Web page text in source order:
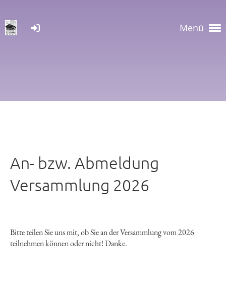
Menü
An- bzw. Abmeldung
Versammlung 2026
Bitte teilen Sie uns mit, ob Sie an der Versammlung vom 2026
teilnehmen können oder nicht! Danke.